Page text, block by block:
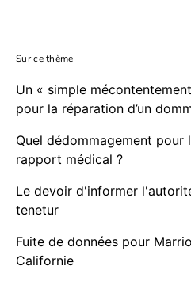
Sur ce thème
Un « simple
pour la réparation d’un
Quel dédommagement pour
rapport médical ?
Le devoir d'informer
tenetur
Fuite de données pour
Californie